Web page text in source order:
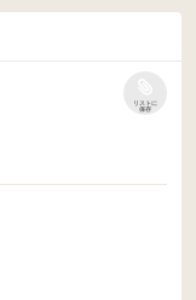
リストに
保存